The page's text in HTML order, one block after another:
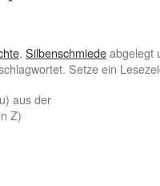
, Silbenschmiedeabgelegt
Setze ein
aus der
Z)